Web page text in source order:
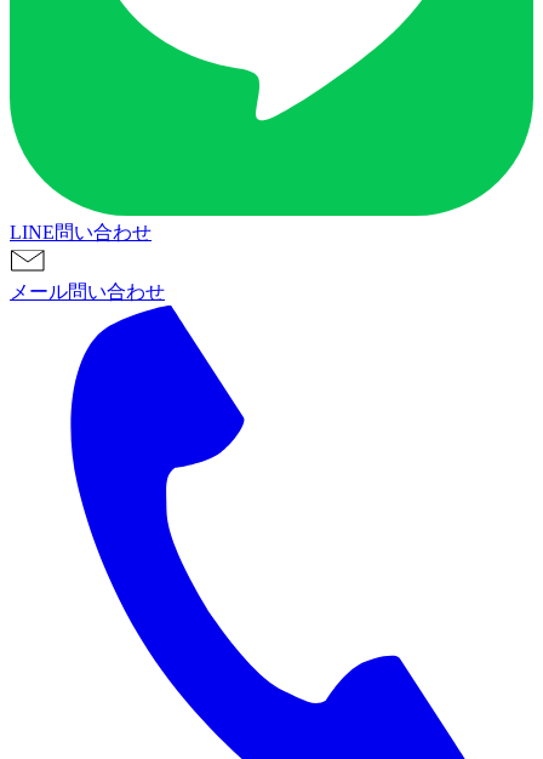
LINE問い合わせ
メール問い合わせ